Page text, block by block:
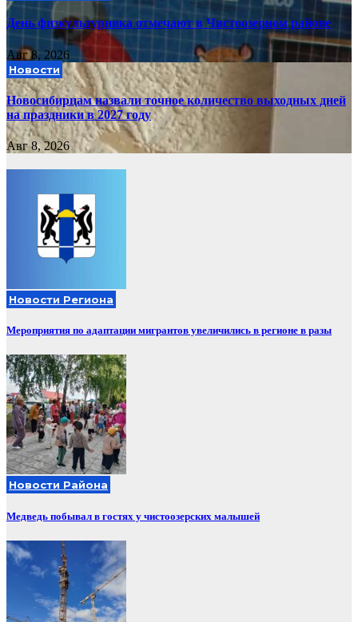
День физкультурника отмечают в Чистоозерном районе
Авг 8, 2026
Новости
Новосибирцам назвали точное количество выходных дней
на праздники в 2027 году
Авг 8, 2026
Новости Региона
Мероприятия по адаптации мигрантов увеличились в регионе в разы
Новости Района
Медведь побывал в гостях у чистоозерских малышей